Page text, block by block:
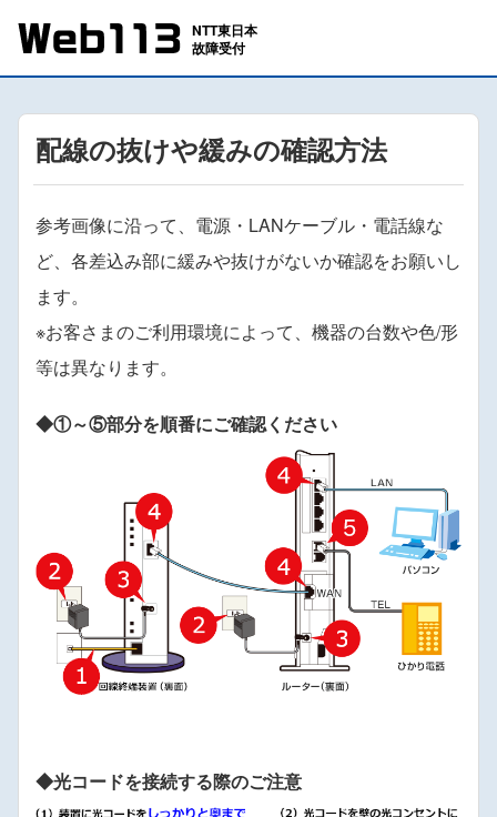
配線の抜けや緩みの確認方法
参考画像に沿って、電源・LANケーブル・電話線な
ど、各差込み部に緩みや抜けがないか確認をお願いし
ます。
※お客さまのご利用環境によって、機器の台数や色/形
等は異なります。
◆①～⑤部分を順番にご確認ください
◆光コードを接続する際のご注意